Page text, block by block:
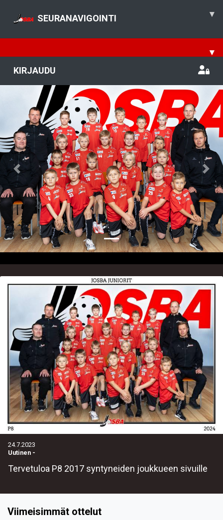
SEURANAVIGOINTI ▾
▾
KIRJAUDU
Previous
24.7.2023
Uutinen -
Tervetuloa P8 2017 syntyneiden joukkueen sivuille
Viimeisimmät ottelut